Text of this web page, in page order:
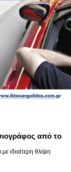
από το
ιδιαίτερη θλίψη